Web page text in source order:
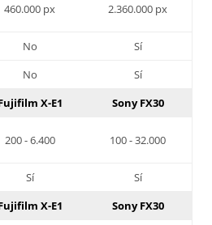
460.000 px 2.360.000 px
No
Sí
No
Sí
X-E1
Sony FX30
200 - 6.400 100 - 32.000
Sí
Sí
X-E1
Sony FX30